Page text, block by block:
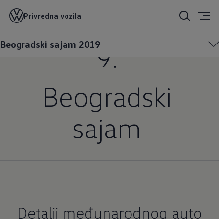
Privredna vozila
Beogradski sajam 2019
22.3.-31.3.201
9.
Beogradski
sajam
Detalji međunarodnog auto